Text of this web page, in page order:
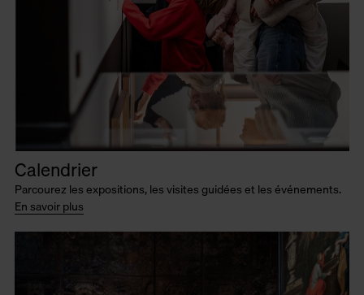
Calendrier
Parcourez les expositions, les visites guidées et les événements.
En savoir plus